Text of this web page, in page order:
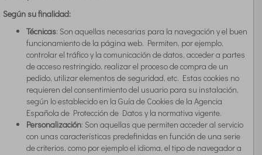
Según su finalidad:
Técnicas: Son aquellas necesarias para la navegación y el buen
funcionamiento de la página web. Permiten, por ejemplo,
controlar el tráfico y la comunicación de datos, acceder a partes
de acceso restringido, realizar el proceso de compra de un
pedido, utilizar elementos de seguridad, etc. Estas cookies no
requieren del consentimiento del usuario para su instalación,
según lo establecido en la Guía de Cookies de la Agencia
Española de Protección de Datos y la normativa vigente.
Personalización: Son aquellas que permiten acceder al servicio
con unas características predefinidas en función de una serie
de criterios, como por ejemplo el idioma, el tipo de navegador a